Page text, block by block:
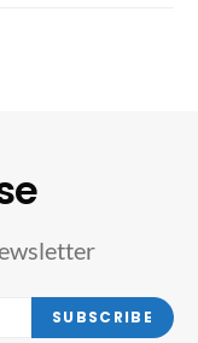
SUBSCRIBE